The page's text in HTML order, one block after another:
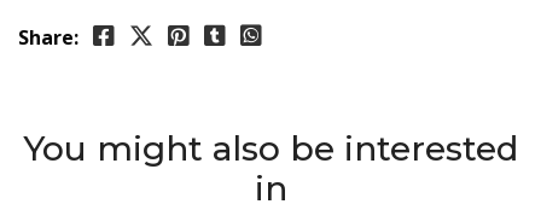
Share:
You might also be interested
in